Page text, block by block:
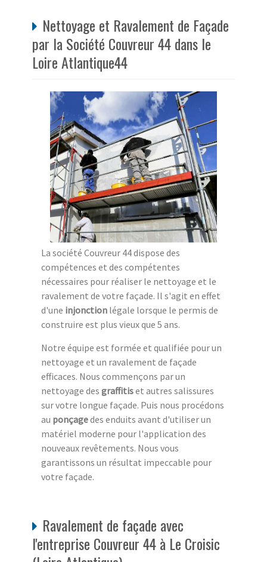
Nettoyage et Ravalement de Façade
par la Société Couvreur 44 dans le
Loire Atlantique44
La société Couvreur 44 dispose des
compétences et des compétentes
nécessaires pour réaliser le nettoyage et le
ravalement de votre façade. Il s'agit en effet
d'une injonction légale lorsque le permis de
construire est plus vieux que 5 ans.
Notre équipe est formée et qualifiée pour un
nettoyage et un ravalement de façade
efficaces. Nous commençons par un
nettoyage des graffitiset autres salissures
sur votre longue façade. Puis nous procédons
au ponçagedes enduits avant d'utiliser un
matériel moderne pour l'application des
nouveaux revêtements. Nous vous
garantissons un résultat impeccable pour
votre façade.
Ravalement de façade avec
l'entreprise Couvreur 44 à Le Croisic